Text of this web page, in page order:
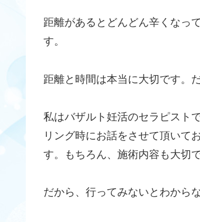
距離があるとどんどん辛くなっ
す。
距離と時間は本当に大切です。
私はバザルト妊活のセラピスト
リング時にお話をさせて頂いて
す。もちろん、施術内容も大切
だから、行ってみないとわから